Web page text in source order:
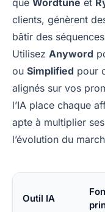
que Wordtune et
clients, génèrent
bâtir des
Utilisez Anyword
ou Simplified pour
alignés sur vos
l’IA place chaque
apte à multiplier
l’évolution du
Outil IA